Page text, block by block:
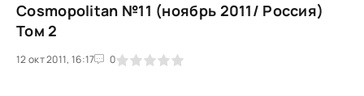
Cosmopolitan №11 (ноябрь 2011/ Россия)
Том 2
12 окт 2011, 16:17 0
1 2 3 4 5